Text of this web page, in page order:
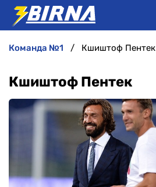
ІНТЕРВ'Ю
команда №1 Кшиштоф Пентек
Кшиштоф Пентек